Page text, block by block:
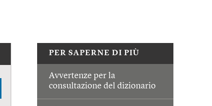
PER SAPERNE DI PIÙ
Avvertenze per la
consultazione del dizionario